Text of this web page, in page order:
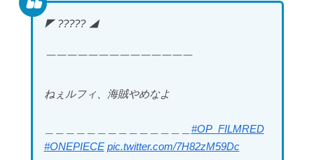
（ ´_ゝ`）中道幹事長、食料品消費税2年間1%の閣議
Powered by livedoor 相互RSS
◤ ????? ◢
￣￣￣￣￣￣￣￣￣￣￣￣￣￣
ねぇルフィ、海賊やめなよ
#OP_FILMRED
#ONEPIECE pic.twitter.com/7H82zM59Dc